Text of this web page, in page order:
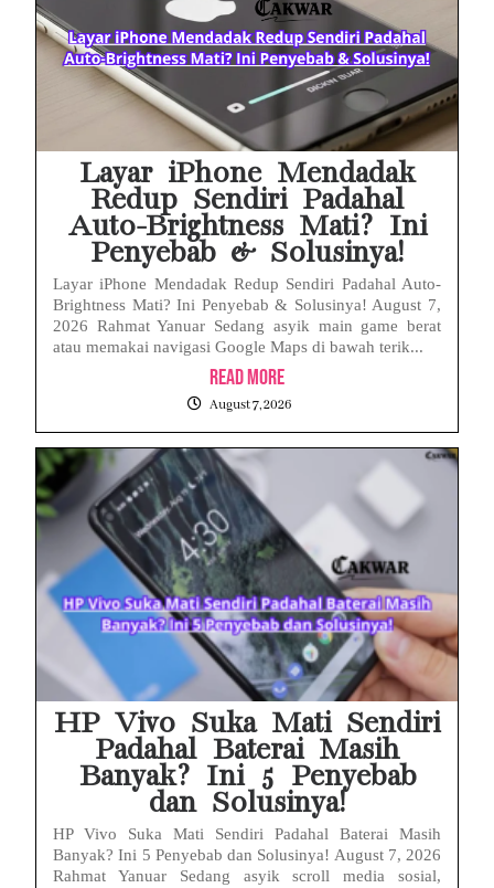
Babak Baru Kasus Febrie Adriansyah, Rencana Praperadilan Penyitaan Emas dan Uang Tunai Jadi Sorotan
Baterai Apple Watch Cepat Boros? Ini Penyebab dan Cara Mengatasinya
HP Huawei Cepat Panas? Ini Penyebab Utama dan Cara Mengatasinya
Layar iPhone Mendadak
Redup Sendiri Padahal
Auto-Brightness Mati? Ini
Penyebab & Solusinya!
Layar iPhone Mendadak Redup Sendiri Padahal Auto-
Brightness Mati? Ini Penyebab & Solusinya! August 7,
2026 Rahmat Yanuar Sedang asyik main game berat
atau memakai navigasi Google Maps di bawah terik...
Read More
August 7, 2026
HP Vivo Suka Mati Sendiri
Padahal Baterai Masih
Banyak? Ini 5 Penyebab
dan Solusinya!
HP Vivo Suka Mati Sendiri Padahal Baterai Masih
Banyak? Ini 5 Penyebab dan Solusinya! August 7, 2026
Rahmat Yanuar Sedang asyik scroll media sosial,